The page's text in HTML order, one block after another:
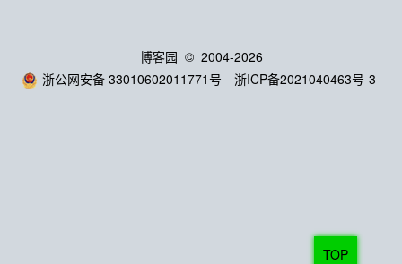
博客园 © 2004-2026
浙公网安备 33010602011771号
浙ICP备2021040463号-3
TOP